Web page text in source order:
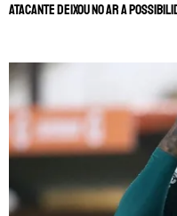
Atacante deixou no ar a